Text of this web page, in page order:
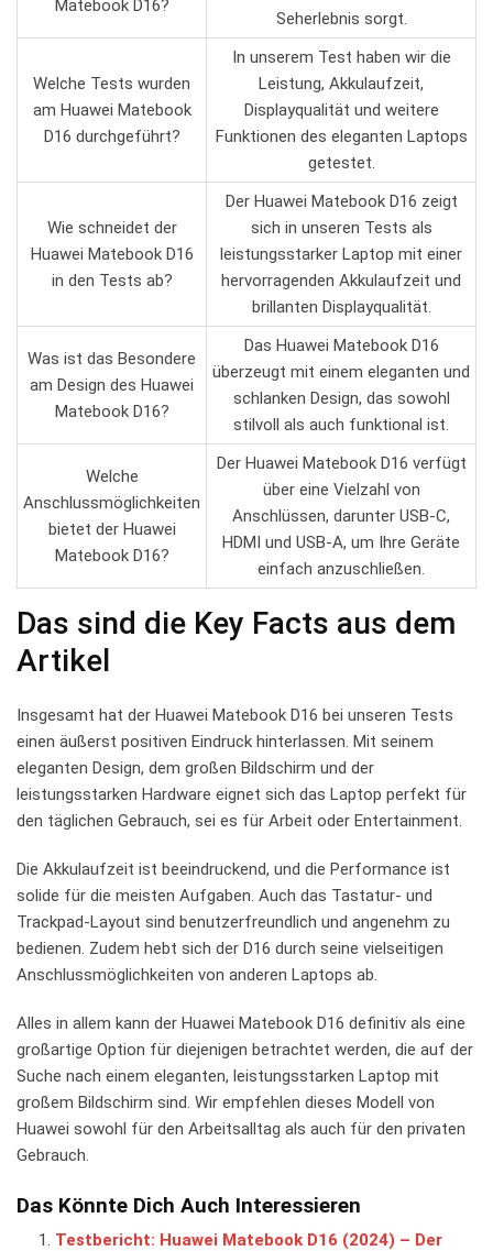
Matebook D16?
Seherlebnis sorgt.
Welche Tests ‍wurden
am Huawei Matebook
D16 durchgeführt?
In unserem Test haben wir⁤ die
Leistung, Akkulaufzeit,
Displayqualität und weitere
Funktionen des eleganten Laptops
getestet.
Wie schneidet der
Huawei Matebook D16
in ‍den⁤ Tests ab?
Der Huawei Matebook D16 zeigt‌
sich in unseren Tests als
leistungsstarker⁤ Laptop mit einer
hervorragenden Akkulaufzeit und
brillanten Displayqualität.
Was ist das‌ Besondere
am​ Design des Huawei
Matebook ⁣D16?
Das Huawei Matebook D16
überzeugt mit einem eleganten und
schlanken​ Design, das​ sowohl
stilvoll als auch ‍funktional ist.
Welche
Anschlussmöglichkeiten
bietet der Huawei
Matebook D16?
Der Huawei Matebook D16​ verfügt
über eine Vielzahl von
Anschlüssen, darunter USB-C,
⁢HDMI und USB-A, um‍ Ihre Geräte
einfach anzuschließen.
Das sind die Key Facts aus dem
Artikel
Insgesamt hat der Huawei Matebook D16 bei unseren Tests
einen äußerst positiven Eindruck hinterlassen. ​Mit seinem
‌eleganten Design, dem großen Bildschirm und der
leistungsstarken Hardware eignet sich das Laptop perfekt für
den täglichen Gebrauch, sei es für​ Arbeit oder Entertainment.
Die ⁣Akkulaufzeit ist‌ beeindruckend, und die Performance ist
solide für die meisten Aufgaben.‌ Auch das Tastatur- und
Trackpad-Layout⁣ sind benutzerfreundlich ‌und angenehm‍ zu
bedienen. Zudem hebt sich der D16 durch seine ⁢vielseitigen
Anschlussmöglichkeiten​ von anderen Laptops ab.
Alles ⁢in‍ allem kann der Huawei Matebook D16 definitiv als ​eine
großartige Option für diejenigen betrachtet werden, die‌ auf der
Suche nach einem ⁤eleganten, leistungsstarken Laptop mit
großem⁤ Bildschirm sind. Wir empfehlen dieses Modell von
Huawei ​sowohl für den Arbeitsalltag als​ auch für den privaten
Gebrauch.
Das Könnte Dich Auch Interessieren
Testbericht: Huawei Matebook D16 (2024) – Der